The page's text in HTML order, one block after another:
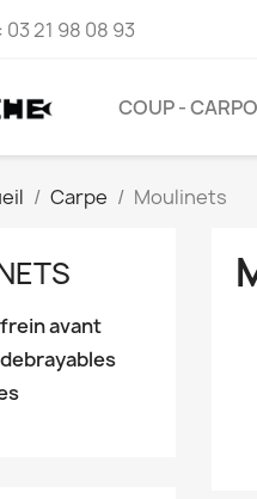
03 21 98 08 93
COUP -
Carpe Moulinets
avant